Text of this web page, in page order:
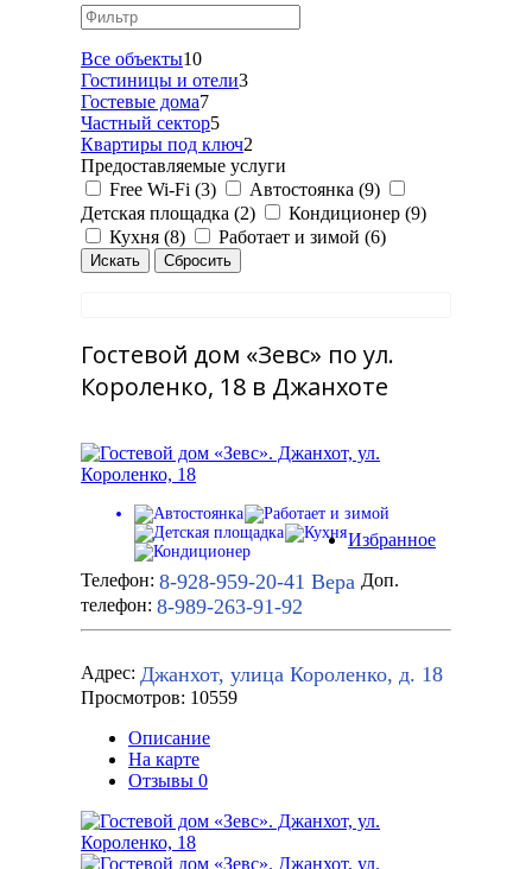
Все объекты10
Гостиницы и отели3
Гостевые дома7
Частный сектор5
Квартиры под ключ2
Предоставляемые услуги
Free Wi-Fi (3)
Автостоянка (9)
Детская площадка (2)
Кондиционер (9)
Кухня (8)
Работает и зимой (6)
Гостевой дом «Зевс» по ул.
Короленко, 18 в Джанхоте
Избранное
Телефон: 8-928-959-20-41 Вера Доп.
телефон: 8-989-263-91-92
Адрес: Джанхот, улица Короленко, д. 18
Просмотров: 10559
Описание
На карте
Отзывы 0